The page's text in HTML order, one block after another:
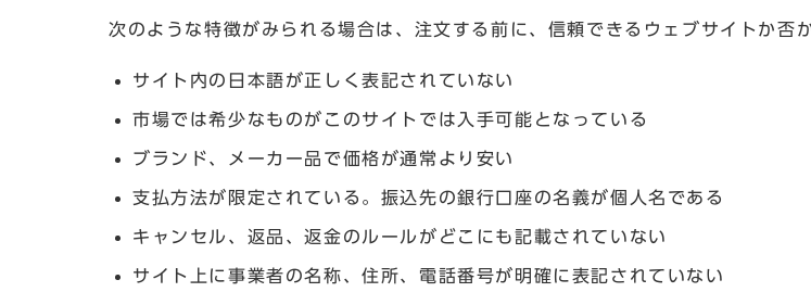
次のような特徴がみられる場合は、注文する前に、信頼できるウェブサイトか否
サイト内の日本語が正しく表記されていない
市場では希少なものがこのサイトでは入手可能となっている
ブランド、メーカー品で価格が通常より安い
支払方法が限定されている。振込先の銀行口座の名義が個人名である
キャンセル、返品、返金のルールがどこにも記載されていない
サイト上に事業者の名称、住所、電話番号が明確に表記されていない